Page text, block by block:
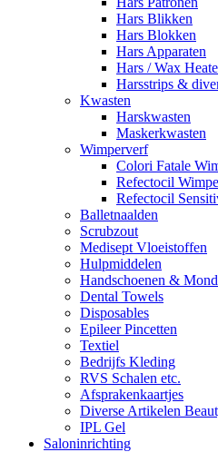
Hars Blikken
Hars Blokken
Hars Apparaten
Hars / Wax
Harsstrips &
Kwasten
Harskwasten
Maskerkwasten
Wimperverf
Colori Fatale
Refectocil
Refectocil
Balletnaalden
Scrubzout
Medisept Vloeistoffen
Hulpmiddelen
Handschoenen &
Dental Towels
Disposables
Epileer Pincetten
Textiel
Bedrijfs Kleding
RVS Schalen etc.
Afsprakenkaartjes
Diverse Artikelen
IPL Gel
Saloninrichting